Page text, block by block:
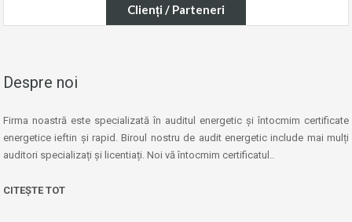
Clienți / Parteneri
Despre noi
Firma noastră este specializată în auditul energetic și întocmim certificate
energetice ieftin și rapid. Biroul nostru de audit energetic include mai mulți
auditori specializați și licentiați. Noi vă întocmim certificatul..
CITEȘTE TOT